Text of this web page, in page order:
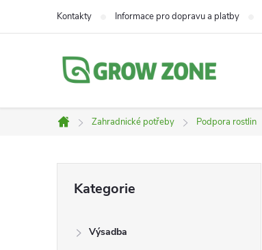
Kontakty Informace pro dopravu a platby
Domů
Zahradnické potřeby Podpora rostlin
kategorie
Kategorie
Výsadba